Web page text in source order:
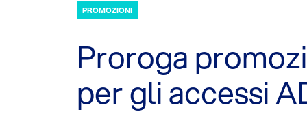
PROMOZIONI
Proroga
per gli accessi